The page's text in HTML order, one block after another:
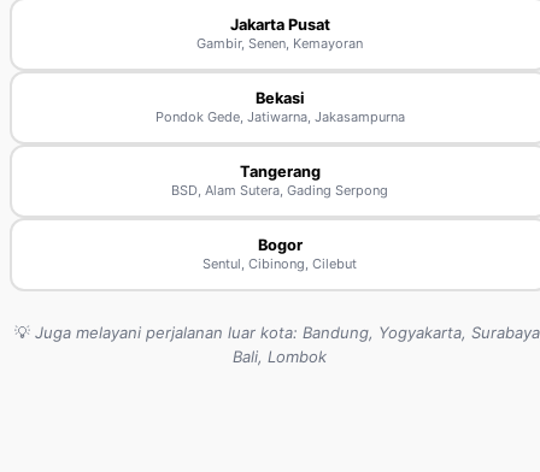
Jakarta Pusat
Gambir, Senen, Kemayoran
Bekasi
Pondok Gede, Jatiwarna, Jakasampurna
Tangerang
BSD, Alam Sutera, Gading Serpong
Bogor
Sentul, Cibinong, Cilebut
💡 Juga melayani perjalanan luar kota: Bandung, Yogyakarta,
Bali, Lombok